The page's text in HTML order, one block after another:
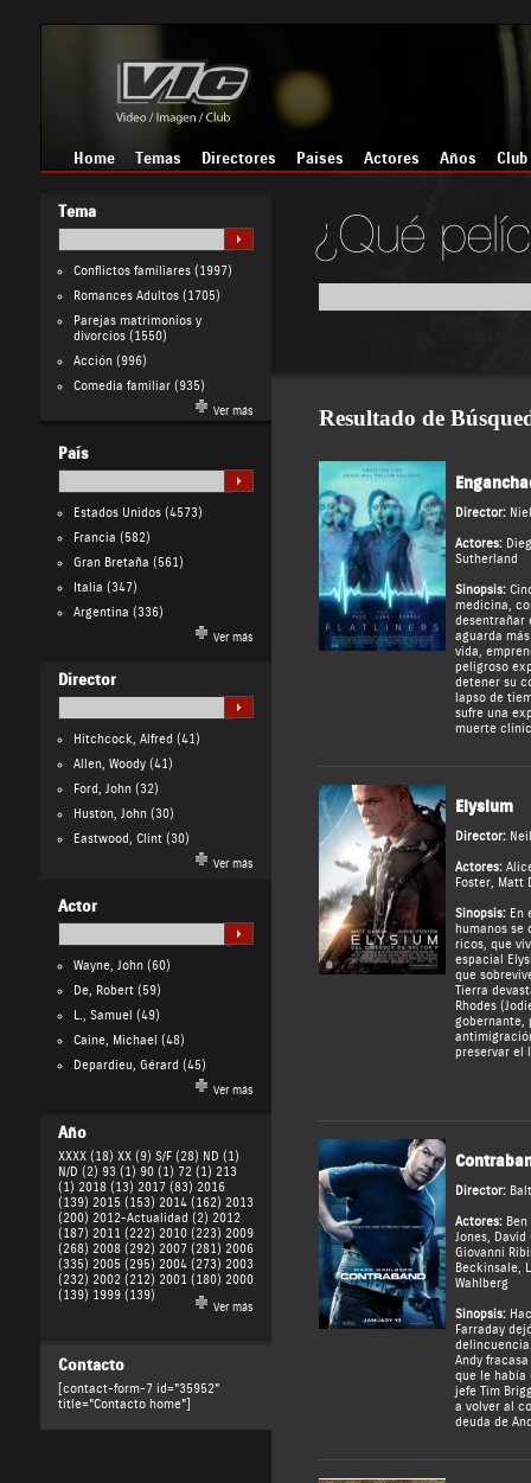
Home Temas Directores Países Actores Años Club
Tema
Conflictos familiares(1997)
Romances Adultos(1705)
Parejas matrimonios y
divorcios(1550)
Acción(996)
Comedia familiar(935)
Ver más
País
Estados Unidos(4573)
Francia (582)
Gran Bretaña (561)
Italia (347)
Argentina (336)
Ver más
Director
Hitchcock, Alfred (41)
Allen, Woody(41)
Ford, John(32)
Huston, John(30)
Eastwood, Clint(30)
Ver más
Actor
Wayne, John(60)
De, Robert(59)
L., Samuel (49)
Caine, Michael (48)
Depardieu, Gérard (45)
Ver más
Año
XXXX (18) XX (9) S/F (28) ND (1)
N/D (2) 93 (1) 90 (1) 72 (1) 213
(1) 2018 (13) 2017 (83) 2016
(139) 2015 (153) 2014 (162) 2013
(200) 2012-Actualidad (2) 2012
(187) 2011 (222) 2010 (223) 2009
(268) 2008 (292) 2007 (281) 2006
(335) 2005 (295) 2004 (273) 2003
(232) 2002 (212) 2001 (180) 2000
(139) 1999 (139)
Ver más
Contacto
[contact-form-7 id="35952"
title="Contacto home"]
Resultado de
Director:
Actores:
Sutherland
Sinopsis:
medicina,
desentrañar
aguarda
vida,
peligroso
detener su
lapso de
sufre una
muerte
Elysium
Director:
Actores:
Foster, Matt
Sinopsis:En
humanos se
ricos, que
espacial
que
Tierra
Rhodes
gobernante,
preservar el
Director:
Actores:
Jones, David
Giovanni
Beckinsale,
Wahlberg
Sinopsis:
Farraday
Andy
que le había
jefe Tim
a volver al
deuda de